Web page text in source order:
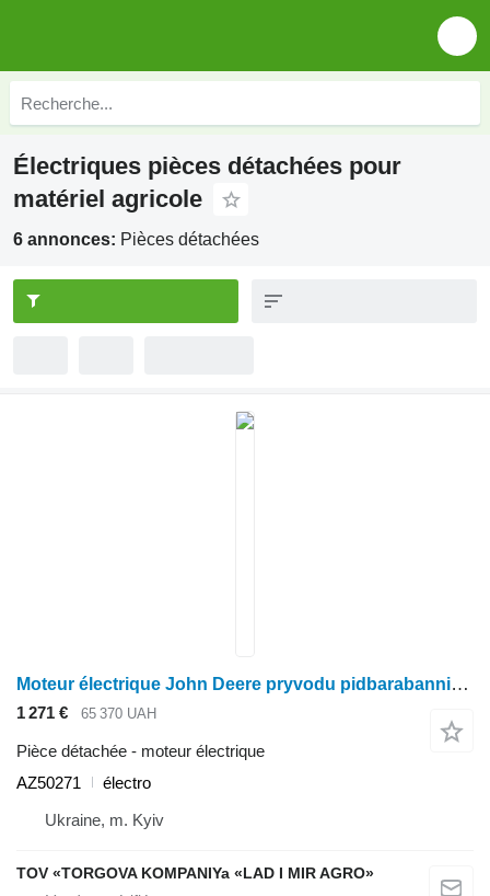
Électriques pièces détachées pour
matériel agricole
6 annonces: Pièces détachées
Moteur électrique John Deere pryvodu pidbarabannia AZ50271 pour moissonneuse-batteuse John Deere
1 271 € 65 370 UAH
Pièce détachée - moteur électrique
AZ50271
électro
Ukraine, m. Kyiv
TOV «TORGOVA KOMPANIYa «LAD I MIR AGRO»